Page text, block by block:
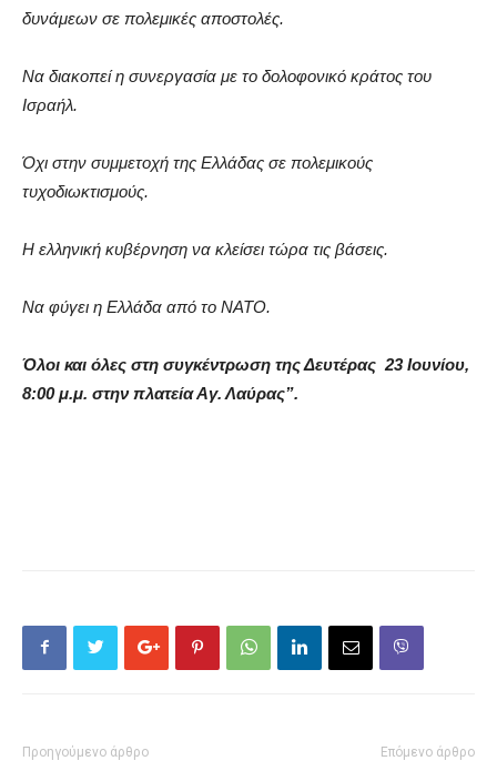
δυνάμεων σε πολεμικές αποστολές.
Να διακοπεί η συνεργασία με το δολοφονικό κράτος του
Ισραήλ.
Όχι στην συμμετοχή της Ελλάδας σε πολεμικούς
τυχοδιωκτισμούς.
Η ελληνική κυβέρνηση να κλείσει τώρα τις βάσεις.
Να φύγει η Ελλάδα από το ΝΑΤΟ.
Όλοι και όλες στη συγκέντρωση της Δευτέρας 23 Ιουνίου,
8:00 μ.μ. στην πλατεία Αγ. Λαύρας”.
Προηγούμενο άρθρο Επόμενο άρθρο